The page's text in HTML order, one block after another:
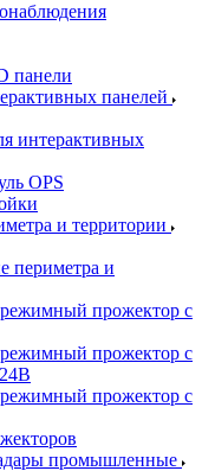
панели
панелей
интерактивных
OPS
и территории
периметра и
прожектор с
прожектор с
прожектор с
промышленные